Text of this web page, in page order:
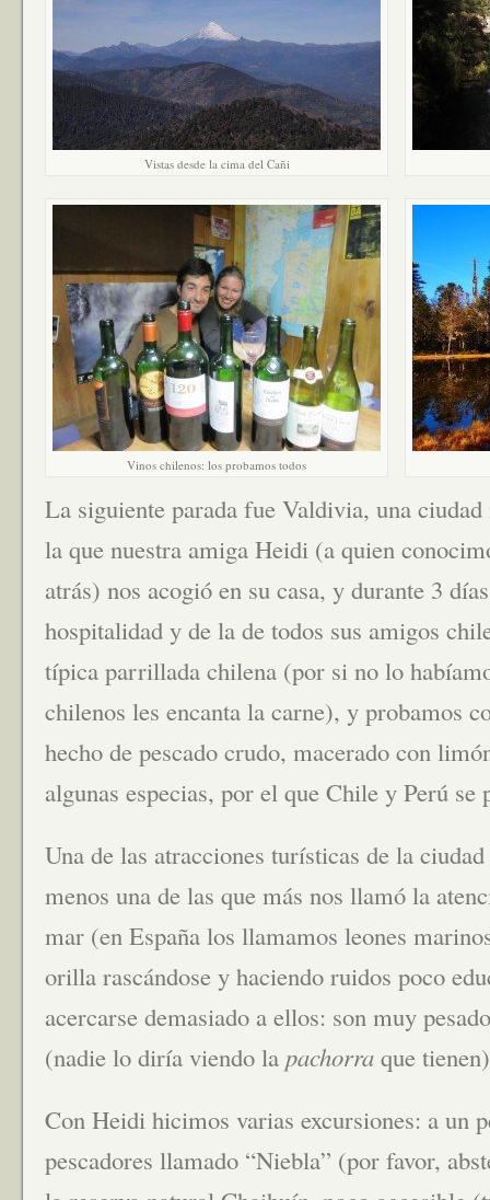
Vistas desde la cima del Cañi
Vinos chilenos: los probamos todos
La siguiente parada fue Valdivia, una
la que nuestra amiga Heidi (a quien
atrás) nos acogió en su casa, y durante 3
hospitalidad y de la de todos sus amigos
típica parrillada chilena (por si no lo
chilenos les encanta la carne), y probamos
hecho de pescado crudo, macerado con
algunas especias, por el que Chile y Perú se
Una de las atracciones turísticas de la
menos una de las que más nos llamó la
mar (en España los llamamos leones
orilla rascándose y haciendo ruidos poco
acercarse demasiado a ellos: son muy
(nadie lo diría viendo la pachorra que
Con Heidi hicimos varias excursiones: a un
pescadores llamado “Niebla” (por favor,